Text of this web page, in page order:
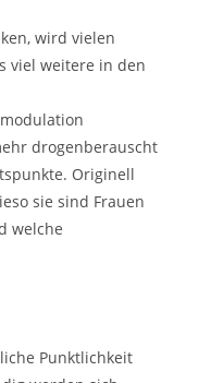
wird vielen
viel weitere in den
drogenberauscht
Originell
sie sind Frauen
welche
Punktlichkeit